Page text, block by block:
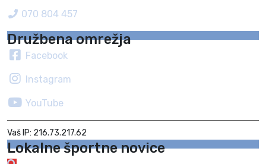
070 804 457
Družbena omrežja
Facebook
Instagram
YouTube
Vaš IP: 216.73.217.62
Lokalne športne novice